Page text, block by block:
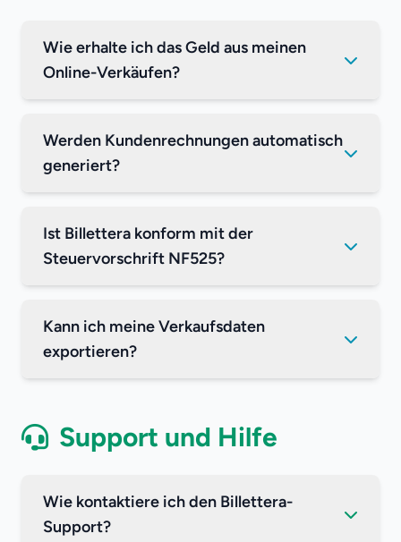
Wie erhalte ich das Geld aus meinen
Online-Verkäufen?
Werden Kundenrechnungen automatisch
generiert?
Ist Billettera konform mit der
Steuervorschrift NF525?
Kann ich meine Verkaufsdaten
exportieren?
Support und Hilfe
Wie kontaktiere ich den Billettera-
Support?